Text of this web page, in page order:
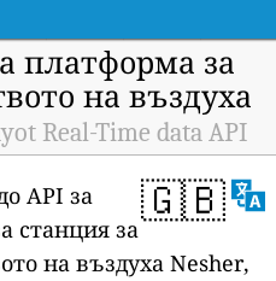
платформа за
на въздуха
Real-Time data API
🇬🇧
API за
станция за
на въздуха Nesher,